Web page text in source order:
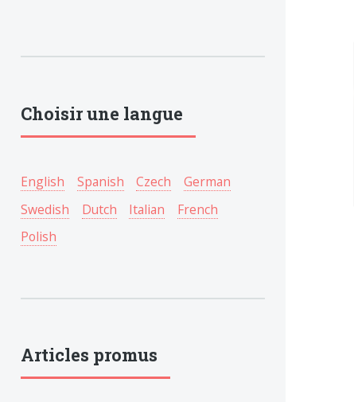
Choisir une langue
English Spanish Czech
German
Swedish
Dutch Italian
French
Polish
Articles promus